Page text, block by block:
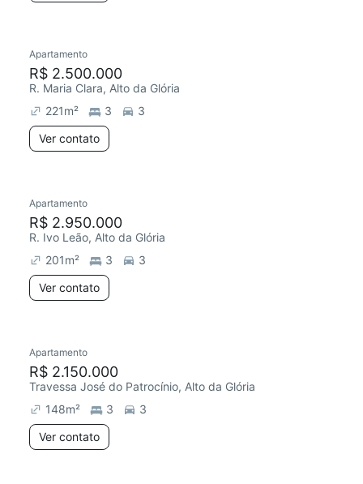
Apartamento
R$ 2.500.000
R. Maria Clara, Alto da Glória
221m² 3
3
Ver contato
Apartamento
R$ 2.950.000
R. Ivo Leão, Alto da Glória
201m² 3
3
Ver contato
Chegou este mês
Apartamento
R$ 2.150.000
Travessa José do Patrocínio, Alto da Glória
148m² 3
3
Ver contato